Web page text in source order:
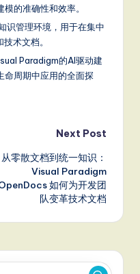
的准确性和效率。
识管理环境，用于在集中
术文档。
Paradigm的AI驱动建
命周期中应用的全面探
Next Post
从零散文档到统一知识：
Visual Paradigm
如何为开发团
队变革技术文档